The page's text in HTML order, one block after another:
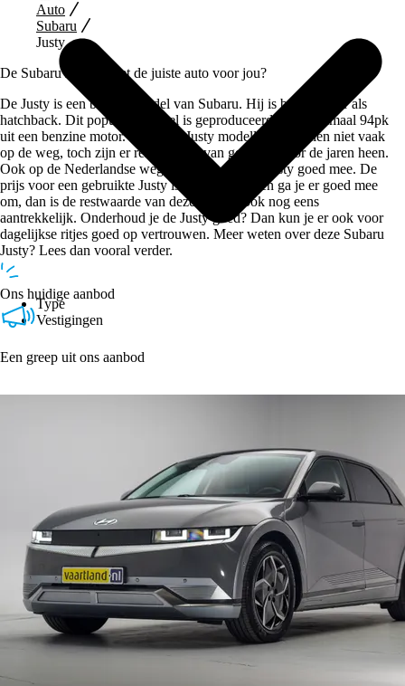
Type
Vestigingen
Auto
Subaru
Justy
De Subaru Justy, is het de juiste auto voor jou?
De Justy is een bekend model van Subaru. Hij is beschikbaar als
hatchback. Dit populaire model is geproduceerd met maximaal 94pk
uit een benzine motor. Je ziet de Justy modellen misschien niet vaak
op de weg, toch zijn er relatief veel van gemaakt door de jaren heen.
Ook op de Nederlandse wegen kom je met de Justy goed mee. De
prijs voor een gebruikte Justy is aantrekkelijk en ga je er goed mee
om, dan is de restwaarde van deze Subaru ook nog eens
aantrekkelijk. Onderhoud je de Justy goed? Dan kun je er ook voor
dagelijkse ritjes goed op vertrouwen. Meer weten over deze Subaru
Justy? Lees dan vooral verder.
Ons huidige aanbod
Een greep uit ons aanbod